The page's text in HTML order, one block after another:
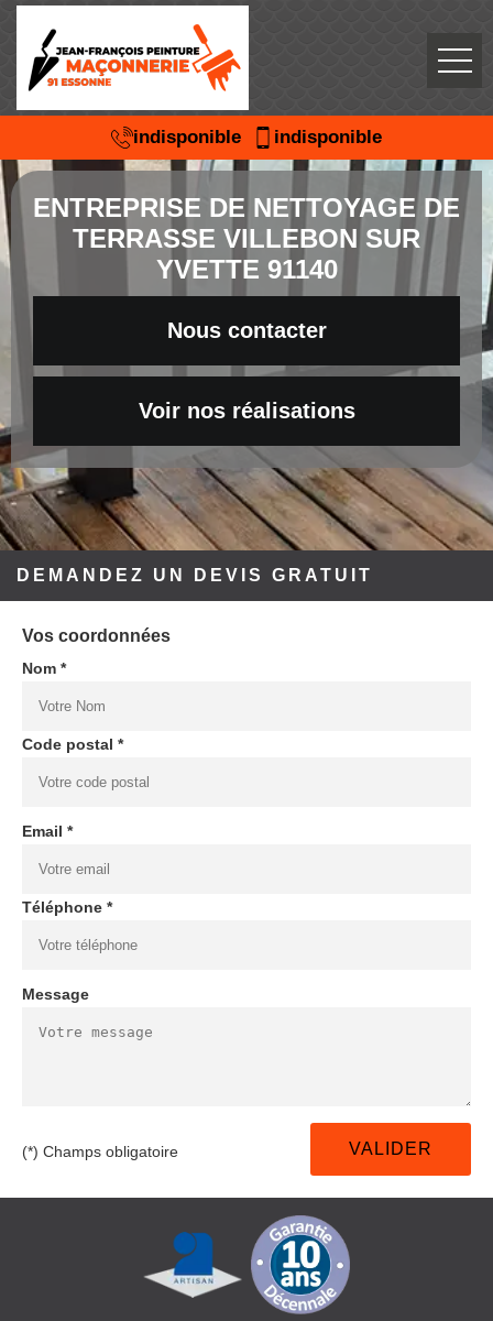
indisponible indisponible
ENTREPRISE DE NETTOYAGE DE
TERRASSE VILLEBON SUR
YVETTE 91140
Nous contacter
Voir nos réalisations
DEMANDEZ UN DEVIS GRATUIT
Vos coordonnées
Nom *
Code postal *
Email *
Téléphone *
Message
(*) Champs obligatoire